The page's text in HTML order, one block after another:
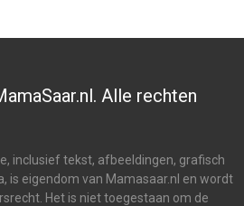
Alle rechten
inclusief tekst, afbeeldingen, grafisch
is eigendom van Mamasaar.nl en wordt
Het is niet toegestaan om de